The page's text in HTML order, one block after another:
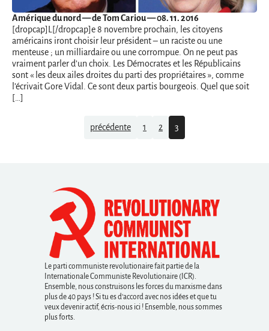
Amérique du nord— de Tom Cariou — 08. 11. 2016
[dropcap]L[/dropcap]e 8 novembre prochain, les citoyens
américains iront choisir leur président – un raciste ou une
menteuse ; un milliardaire ou une corrompue. On ne peut pas
vraiment parler d’un choix. Les Démocrates et les Républicains
sont « les deux ailes droites du parti des propriétaires », comme
l’écrivait Gore Vidal. Ce sont deux partis bourgeois. Quel que soit
[…]
précédente 1 2 3
Le parti communiste revolutionaire fait partie de la
Internationale Communiste Revolutionaire (ICR).
Ensemble, nous construisons les forces du marxisme dans
plus de 40 pays ! Si tu es d’accord avec nos idées et que tu
veux devenir actif, écris-nous ici ! Ensemble, nous sommes
plus forts.